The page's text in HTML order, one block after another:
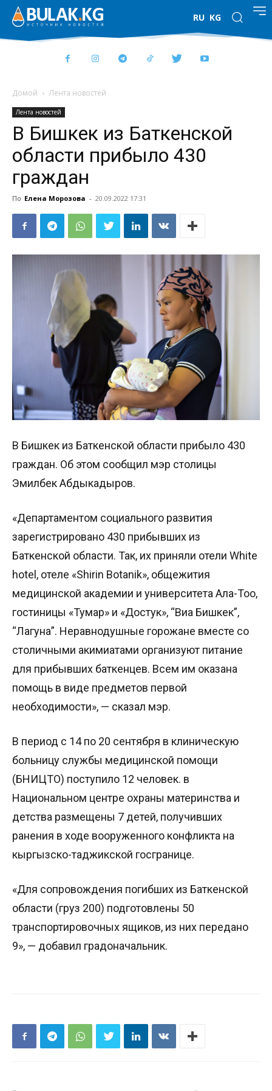
RU KG
Домой Лента новостей
Лента новостей
В Бишкек из Баткенской
области прибыло 430
граждан
По Елена Морозова - 20.09.2022 17:31
В Бишкек из Баткенской области прибыло 430
граждан. Об этом сообщил мэр столицы
Эмилбек Абдыкадыров.
«Департаментом социального развития
зарегистрировано 430 прибывших из
Баткенской области. Так, их приняли отели White
hotel, отеле «Shirin Botanik», общежития
медицинской академии и университета Ала-Тоо,
гостиницы «Тумар» и «Достук», “Виа Бишкек”,
“Лагуна”. Неравнодушные горожане вместе со
столичными акимиатами организуют питание
для прибывших баткенцев. Всем им оказана
помощь в виде предметов первой
необходимости», — сказал мэр.
В период с 14 по 20 сентября в клиническую
больницу службы медицинской помощи
(БНИЦТО) поступило 12 человек. в
Национальном центре охраны материнства и
детства размещены 7 детей, получивших
ранения в ходе вооруженного конфликта на
кыргызско-таджикской госгранице.
«Для сопровождения погибших из Баткенской
области (груз 200) подготовлены 50
транспортировочных ящиков, из них передано
9», — добавил градоначальник.